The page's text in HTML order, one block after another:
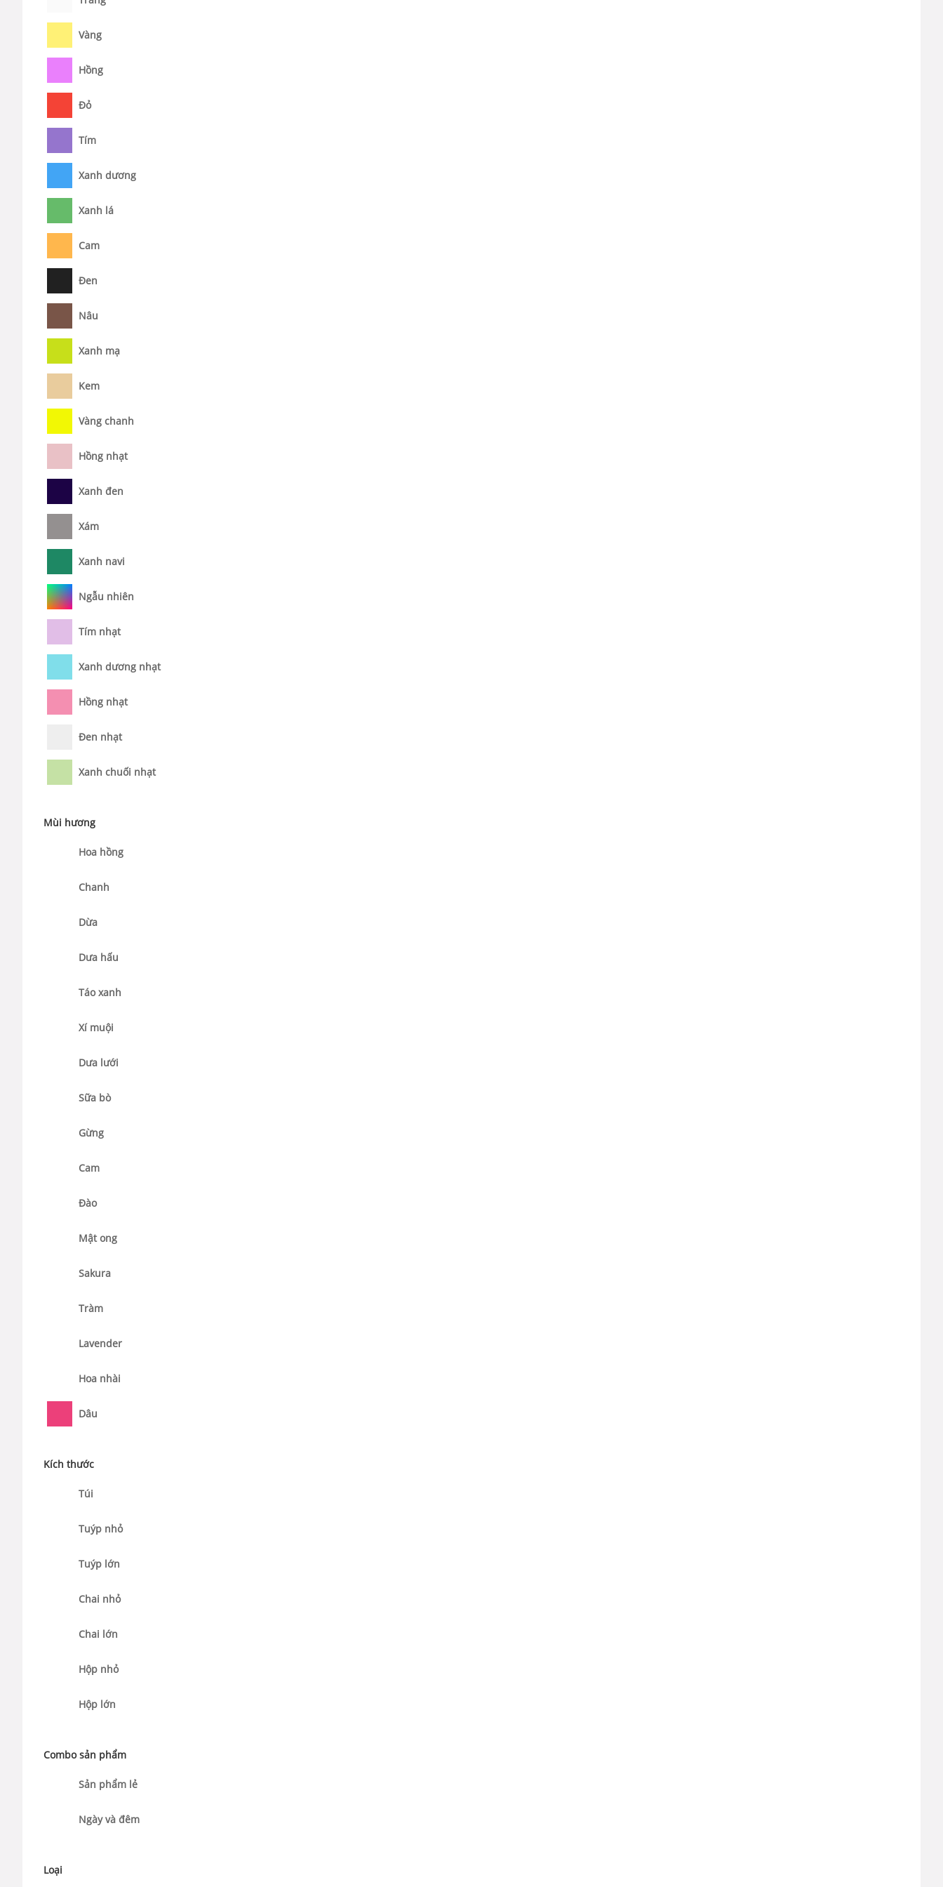
Vàng
Hồng
Đỏ
Tím
Xanh dương
Xanh lá
Cam
Đen
Nâu
Xanh mạ
Kem
Vàng chanh
Hồng nhạt
Xanh đen
Xám
Xanh navi
Ngẫu nhiên
Tím nhạt
Xanh dương nhạt
Hồng nhạt
Đen nhạt
Xanh chuối nhạt
Mùi hương
Hoa hồng
Chanh
Dừa
Dưa hấu
Táo xanh
Xí muội
Dưa lưới
Sữa bò
Gừng
Cam
Đào
Mật ong
Sakura
Tràm
Lavender
Hoa nhài
Dâu
Kích thước
Túi
Tuýp nhỏ
Tuýp lớn
Chai nhỏ
Chai lớn
Hộp nhỏ
Hộp lớn
Combo sản phẩm
Sản phẩm lẻ
Ngày và đêm
Loại